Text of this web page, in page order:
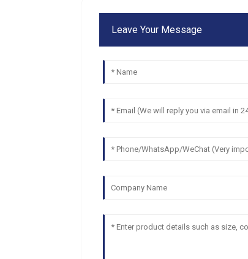
Leave Your Message